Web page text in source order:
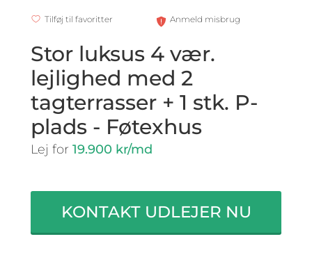
Tilføj til favoritter Anmeld misbrug
Stor luksus 4 vær.
lejlighed med 2
tagterrasser + 1 stk. P-
plads - Føtexhus
Lej for 19.900 kr/md
KONTAKT UDLEJER NU